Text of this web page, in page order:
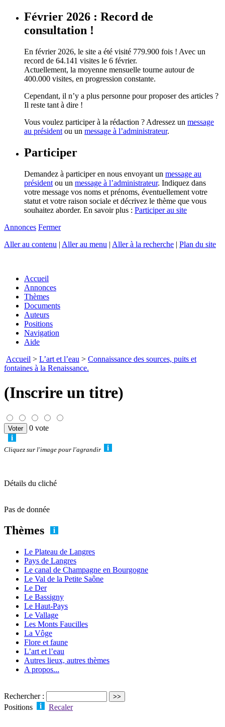
Février 2026 : Record de
consultation !
En février 2026, le site a été visité 779.900 fois ! Avec un
record de 64.141 visites le 6 février.
Actuellement, la moyenne mensuelle tourne autour de
400.000 visites, en progression constante.
Cependant, il n’y a plus personne pour proposer des articles ?
Il reste tant à dire !
Vous voulez participer à la rédaction ? Adressez un message
au président ou un message à l’administrateur.
Participer
Demandez à participer en nous envoyant un message au
président ou un message à l’administrateur. Indiquez dans
votre message vos noms et prénoms, éventuellement votre
statut et votre raison sociale et décrivez le thème que vous
souhaitez aborder. En savoir plus : Participer au site
Annonces Fermer
Aller au contenu | Aller au menu | Aller à la recherche | Plan du site
Accueil
Annonces
Thèmes
Documents
Auteurs
Positions
Navigation
Aide
Accueil > L’art et l’eau > Connaissance des sources, puits et
fontaines à la Renaissance.
(Inscrire un titre)
0 vote
Cliquez sur l'image pour l'agrandir
Détails du cliché
Pas de donnée
Thèmes
Le Plateau de Langres
Pays de Langres
Le canal de Champagne en Bourgogne
Le Val de la Petite Saône
Le Der
Le Bassigny
Le Haut-Pays
Le Vallage
Les Monts Faucilles
La Vôge
Flore et faune
L’art et l’eau
Autres lieux, autres thèmes
A propos...
Rechercher :
Positions
Recaler